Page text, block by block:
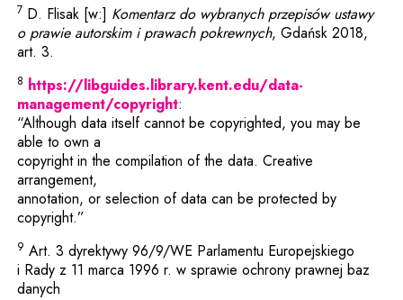
7 D. Flisak [w:] Komentarz do wybranych przepisów ustawy
o prawie autorskim i prawach pokrewnych, Gdańsk 2018,
art. 3.
8 https://libguides.library.kent.edu/data-
management/copyrightUwaga, link zostanie otwarty w
:
“Although data itself cannot be copyrighted, you may be
able to own a
copyright in the compilation of the data. Creative
arrangement,
annotation, or selection of data can be protected by
copyright.”
9 Art. 3 dyrektywy 96/9/WE Parlamentu Europejskiego
i Rady z 11 marca 1996 r. w sprawie ochrony prawnej baz
danych